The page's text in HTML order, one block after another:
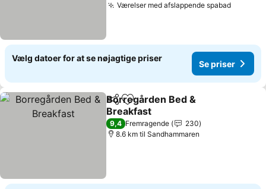
Værelser med afslappende spabadSe
Vælg datoer for at se nøjagtige priser
Se priser
Del Føj til favoritter
Borregården Bed &
Breakfast
Se priser
9,4 Fremragende
230
8.6 km til Sandhammaren